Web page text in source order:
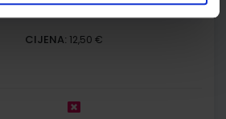
broj ministarstva:
CIJENA: 12,50 €